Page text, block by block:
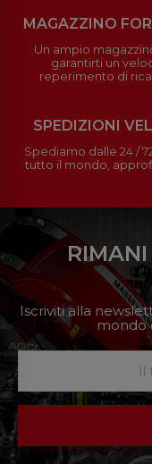
MAGAZZINO
Un ampio
garantirti un
reperimento di
SPEDIZIONI
Spediamo dalle 24 /
tutto il mondo,
RIMANI
Iscriviti alla
mondo